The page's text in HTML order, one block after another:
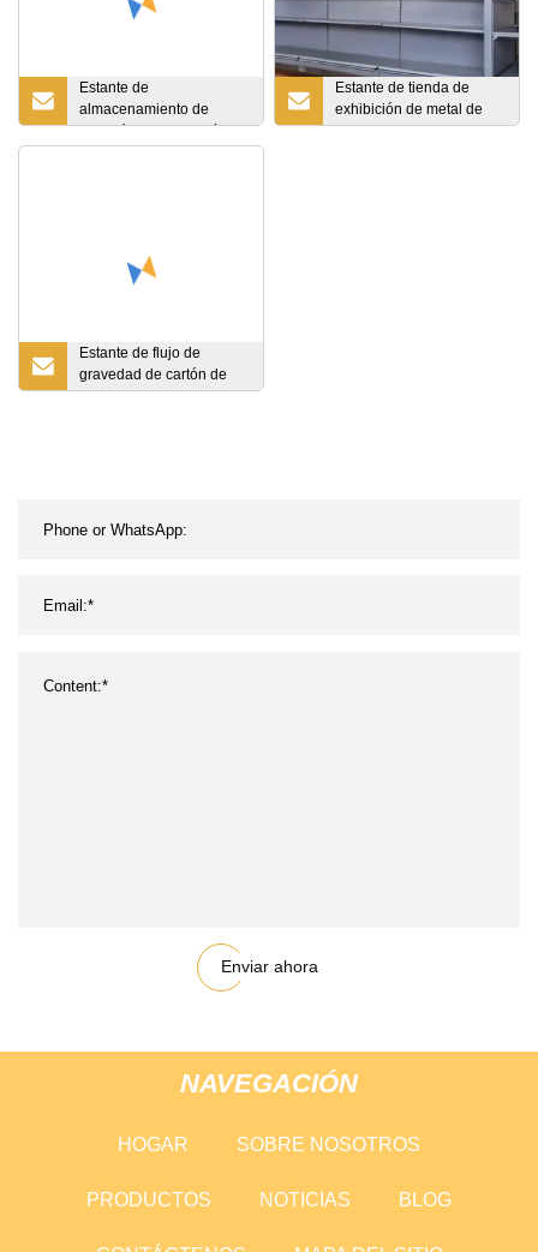
Estante de
almacenamiento de
almacén de estanterías
Estante de tienda de
exhibición de metal de
hipermercado de
Estante de flujo de
gravedad de cartón de
paleta con rodillos
Enviar ahora
NAVEGACIÓN
HOGAR SOBRE NOSOTROS
PRODUCTOS NOTICIAS BLOG